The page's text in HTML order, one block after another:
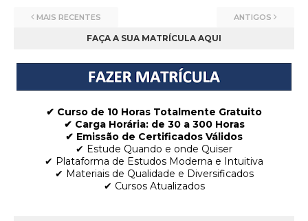
MAIS RECENTES ANTIGOS
FAÇA A SUA MATRÍCULA AQUI
✔ Curso de 10 Horas Totalmente Gratuito
✔ Carga Horária: de 30 a 300 Horas
✔ Emissão de Certificados Válidos
✔ Estude Quando e onde Quiser
✔ Plataforma de Estudos Moderna e Intuitiva
✔ Materiais de Qualidade e Diversificados
✔ Cursos Atualizados